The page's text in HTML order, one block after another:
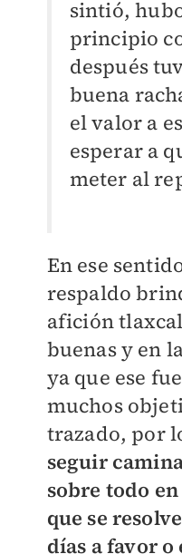
sintió,
principio
después
buena
el valor a
esperar a
meter al
En ese
respaldo
afición
buenas y en
ya que ese
muchos
trazado, por
seguir
sobre todo
que se
días a favor